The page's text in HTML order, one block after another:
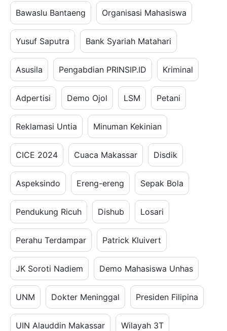
Bawaslu Bantaeng Organisasi Mahasiswa
Yusuf Saputra Bank Syariah Matahari
Asusila Pengabdian PRINSIP.ID Kriminal
Adpertisi Demo Ojol LSM Petani
Reklamasi Untia Minuman Kekinian
CICE 2024 Cuaca Makassar Disdik
Aspeksindo Ereng-ereng Sepak Bola
Pendukung Ricuh Dishub Losari
Perahu Terdampar Patrick Kluivert
JK Soroti Nadiem Demo Mahasiswa Unhas
UNM Dokter Meninggal Presiden Filipina
UIN Alauddin Makassar Wilayah 3T